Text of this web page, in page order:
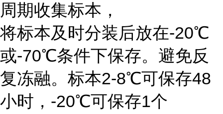
周期收集标本，
将标本及时分装后放在-20℃
或-70℃条件下保存。避免反
复冻融。标本2-8℃可保存48
小时，-20℃可保存1个